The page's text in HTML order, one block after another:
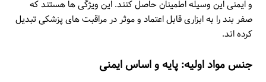
و ایمنی این وسیله اطمینان حاصل کنند. این ویژگی ها هستند که
صفر بند را به ابزاری قابل اعتماد و موثر در مراقبت های پزشکی تبدیل
کرده اند.
جنس مواد اولیه: پایه و اساس ایمنی